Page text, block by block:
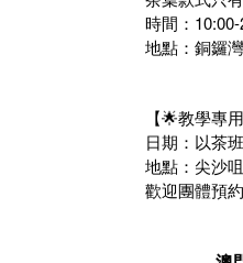
時間：
地點：銅鑼
【🌟教學專
日期：以茶
地點：尖沙
歡迎團體預